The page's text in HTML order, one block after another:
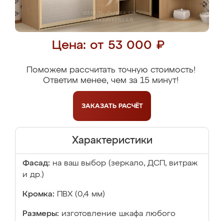
Цена: от 53 000 ₽
Поможем рассчитать точную стоимость!
Ответим менее, чем за 15 минут!
ЗАКАЗАТЬ РАСЧЁТ
Характеристики
Фасад: на ваш выбор (зеркало, ДСП, витраж
и др.)
Кромка: ПВХ (0,4 мм)
Размеры: изготовление шкафа любого